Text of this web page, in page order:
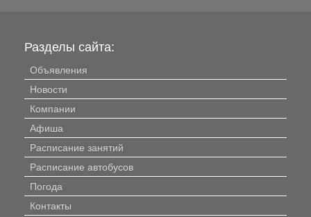
Разделы сайта:
Объявления
Новости
Компании
Афиша
Расписание занятий
Расписание автобусов
Погода
Контакты